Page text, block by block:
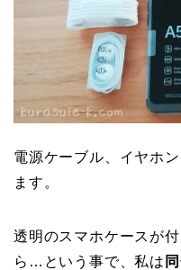
電源ケーブル、イヤホ
ます。
透明のスマホケースが
ら…という事で、私は